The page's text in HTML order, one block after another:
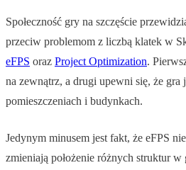
Społeczność gry na szczęście
przeciw problemom z liczbą klatek w
eFPS oraz Project Optimization.
na zewnątrz, a drugi upewni się, że gra
pomieszczeniach i budynkach.
Jedynym minusem jest fakt, że eFPS
zmieniają położenie różnych struktur w